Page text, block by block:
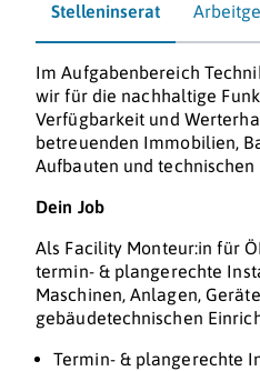
Stelleninserat
Im Aufgabenbereich
wir für die nachhaltige
Verfügbarkeit und
betreuenden Immobilien,
Aufbauten und technischen
Dein Job
Als Facility Monteur:in für
termin- & plangerechte
Maschinen, Anlagen,
gebäudetechnischen
Termin- & plangerechte